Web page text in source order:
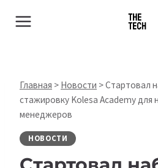
Главная > Новости >Стартовал
стажировку Kolesa Academy
менеджеров
НОВОСТИ